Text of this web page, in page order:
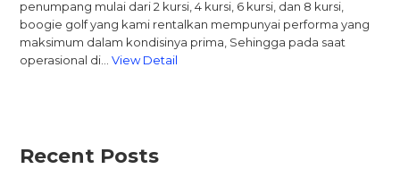
penumpang mulai dari 2 kursi, 4 kursi, 6 kursi, dan 8 kursi,
boogie golf yang kami rentalkan mempunyai performa yang
maksimum dalam kondisinya prima, Sehingga pada saat
operasional di…View Detail
Recent Posts